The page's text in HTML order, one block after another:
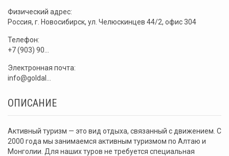
Физический адрес:
Россия, г. Новосибирск, ул. Челюскинцев 44/2, офис 304
Телефон:
+7 (903) 90...
Электронная почта:
info@goldal...
ОПИСАНИЕ
Активный туризм — это вид отдыха, связанный с движением. С
2000 года мы занимаемся активным туризмом по Алтаю и
Монголии. Для наших туров не требуется специальная